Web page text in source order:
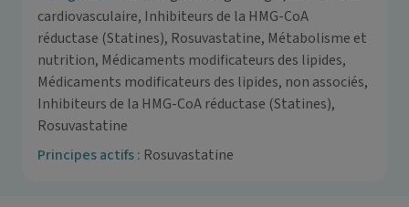
cardiovasculaire, Inhibiteurs de la HMG-CoA
réductase (Statines), Rosuvastatine, Métabolisme et
nutrition, Médicaments modificateurs des lipides,
Médicaments modificateurs des lipides, non associés,
Inhibiteurs de la HMG-CoA réductase (Statines),
Rosuvastatine
Principes actifs : Rosuvastatine